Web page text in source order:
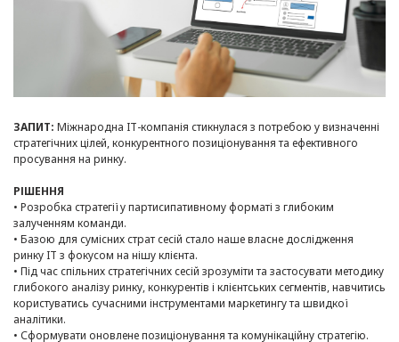
ЗАПИТ: Міжнародна IT-компанія стикнулася з потребою у визначенні
стратегічних цілей, конкурентного позиціонування та ефективного
просування на ринку.
РІШЕННЯ
• Розробка стратегії у партисипативному форматі з глибоким
залученням команди.
• Базою для сумісних страт сесій стало наше власне дослідження
ринку IT з фокусом на нішу клієнта.
• Під час спільних стратегічних сесій зрозуміти та застосувати методику
глибокого аналізу ринку, конкурентів і клієнтських сегментів, навчитись
користуватись сучасними інструментами маркетингу та швидкої
аналітики.
• Сформувати оновлене позиціонування та комунікаційну стратегію.